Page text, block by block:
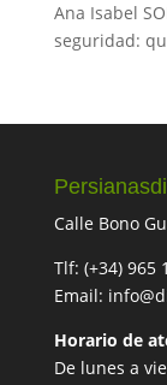
Ana Isabel
seguridad:
Calle Bono
Tlf: (+34) 965
Email:
Horario de
De lunes a